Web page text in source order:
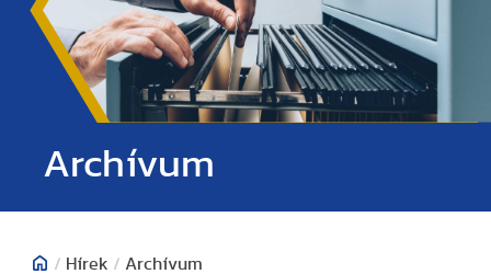
Archívum
/ Hírek / Archívum